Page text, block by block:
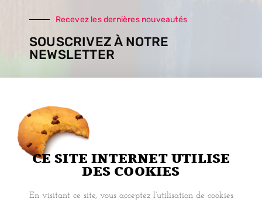
Recevez les dernières nouveautés
SOUSCRIVEZ À NOTRE
NEWSLETTER
NAVIGATION
CE SITE INTERNET UTILISE
DES COOKIES
En visitant ce site, vous acceptez l’utilisation de cookies